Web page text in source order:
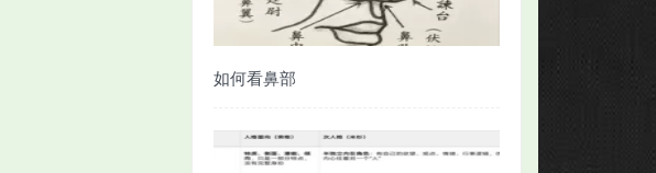
如何看鼻部